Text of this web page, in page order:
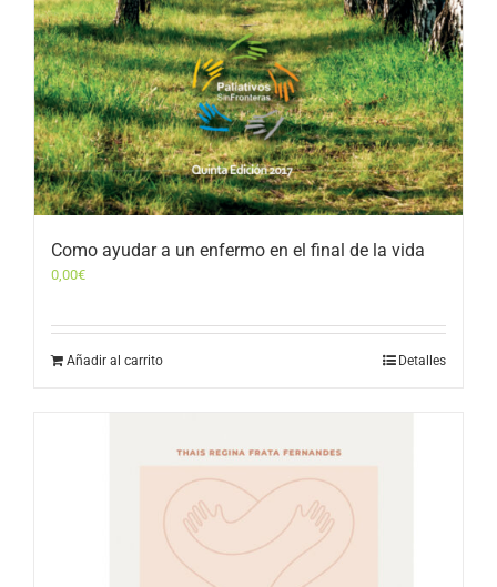
Como ayudar a un enfermo en el final de la vida
0,00€
Añadir al carrito Detalles